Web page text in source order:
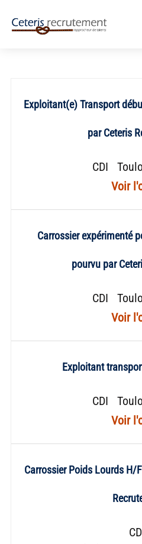
Exploitant(e) Transport
par Ceteris
CDI
Carrossier expérimenté
pourvu par
CDI
Exploitant
CDI
Carrossier Poids Lourds H/